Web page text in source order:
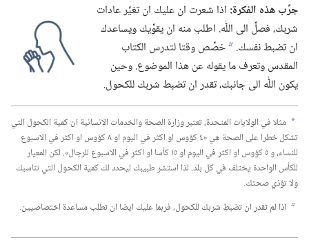
جرِّب هذه الفكرة:‏ اذا شعرت ان عليك ان تغيِّر عادات
شربك،‏ فصلِّ الى اللّٰه.‏ اطلب منه ان يقوِّيك ويساعدك
ان تضبط نفسك.‏ bخصِّص وقتا لتدرس الكتاب
المقدس وتعرف ما يقوله عن هذا الموضوع.‏ وحين
يكون اللّٰه الى جانبك،‏ تقدر ان تضبط شربك للكحول.‏
a مثلا في الولايات المتحدة،‏ تعتبر وزارة الصحة والخدمات الانسانية ان كمية الكحول التي
تشكل خطرا على الصحة هي «٤ كؤوس او اكثر في اليوم او ٨ كؤوس او اكثر في الاسبوع
للنساء،‏ و ٥ كؤوس او اكثر في اليوم او ١٥ كأسا او اكثر في الاسبوع للرجال».‏ لكن المعيار
للكأس الواحدة يختلف في كل بلد.‏ لذا استشر طبيبك ليحدد لك كمية الكحول التي تناسبك
ولا تؤذي صحتك.‏
b اذا لم تقدر ان تضبط شربك للكحول،‏ فربما عليك ايضا ان تطلب مساعدة اختصاصيين.‏